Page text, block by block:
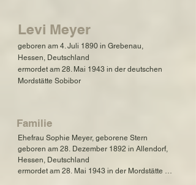
Levi Meyer
geboren am 4. Juli 1890 in Grebenau,
Hessen, Deutschland
ermordet am 28. Mai 1943 in der deutschen
Mordstätte Sobibor
Familie
Ehefrau Sophie Meyer, geborene Stern
geboren am 28. Dezember 1892 in Allendorf,
Hessen, Deutschland
ermordet am 28. Mai 1943 in der Mordstätte